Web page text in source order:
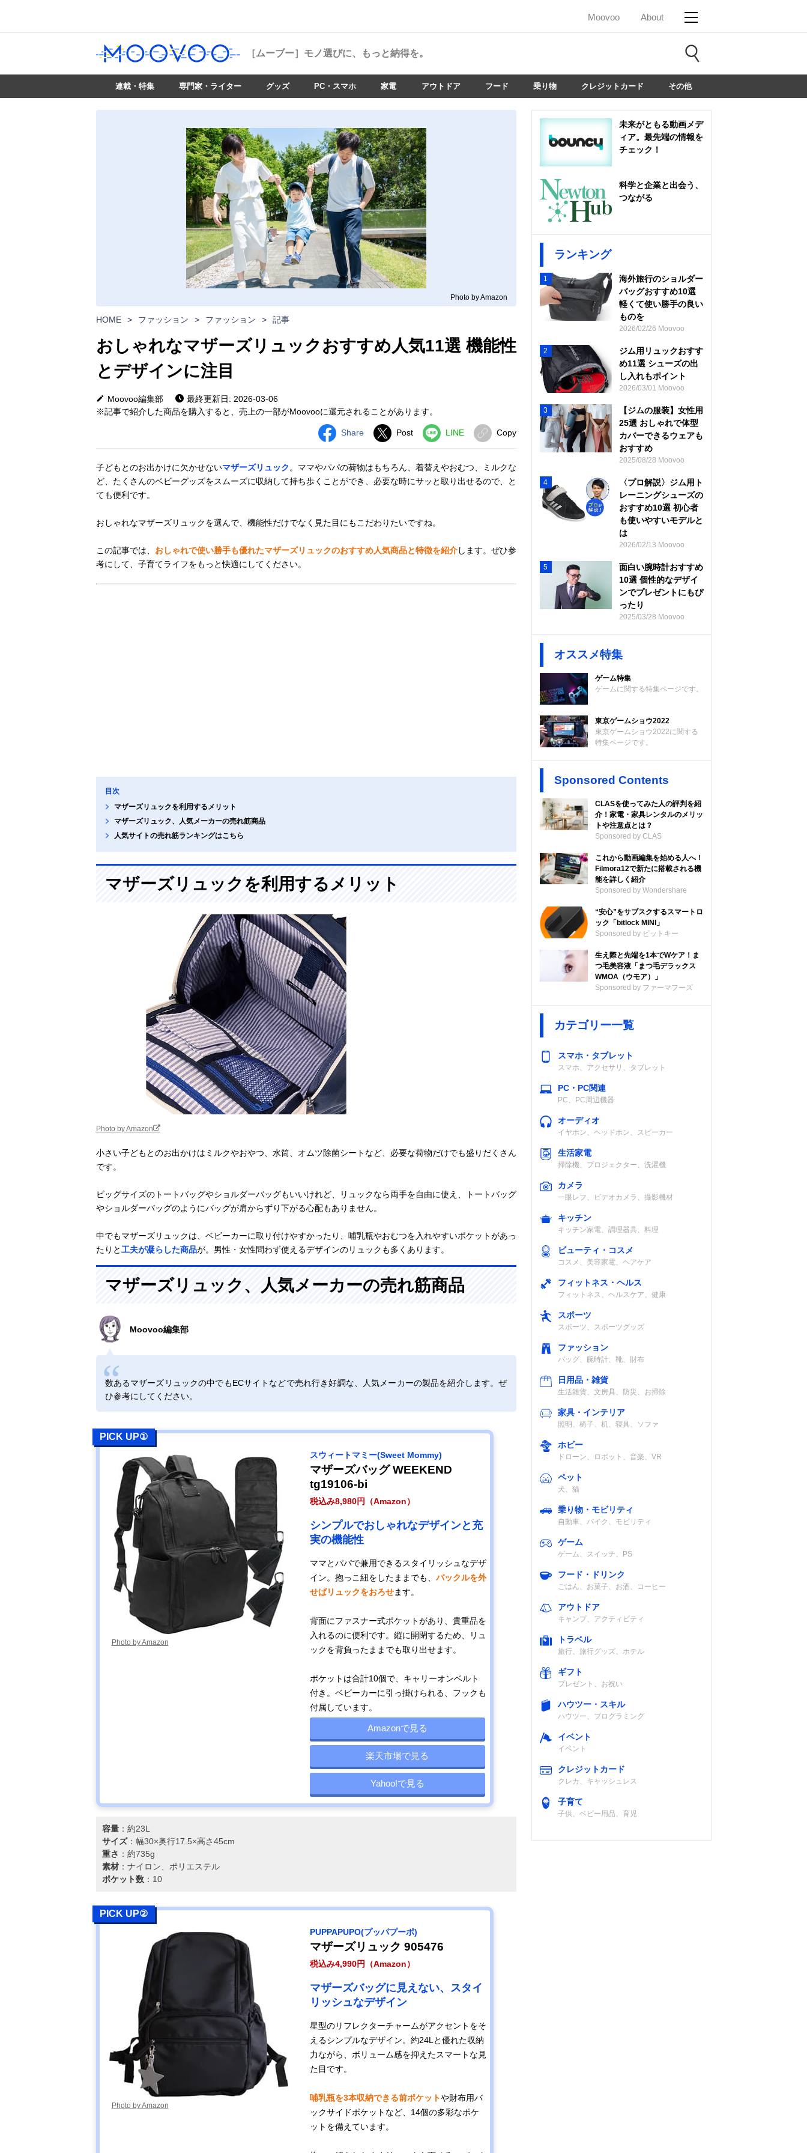
Moovoo About
［ムーブー］ モノ選びに、もっと納得を。
連載・特集 専門家・ライター グッズ PC・スマホ 家電 アウトドア フード 乗り物 クレジットカード その他
Photo by Amazon
HOME > ファッション > ファッション > 記事
おしゃれなマザーズリュックおすすめ人気11選 機能性
とデザインに注目
Moovoo編集部
最終更新日: 2026-03-06
※記事で紹介した商品を購入すると、売上の一部がMoovooに還元されることがあります。
Share Post LINE Copy
子どもとのお出かけに欠かせないマザーズリュック 。ママやパパの荷物はもちろん、着替えやおむつ、ミルクな
ど、たくさんのベビーグッズをスムーズに収納して持ち歩くことができ、必要な時にサッと取り出せるので、と
ても便利です。
おしゃれなマザーズリュックを選んで、機能性だけでなく見た目にもこだわりたいですね。
この記事では、 おしゃれで使い勝手も優れたマザーズリュックのおすすめ人気商品と特徴を紹介します。ぜひ参
考にして、子育てライフをもっと快適にしてください。
目次
マザーズリュックを利用するメリット
マザーズリュック、人気メーカーの売れ筋商品
人気サイトの売れ筋ランキングはこちら
マザーズリュックを利用するメリット
Photo by Amazon
小さい子どもとのお出かけはミルクやおやつ、水筒、オムツ除菌シートなど、必要な荷物だけでも盛りだくさん
です。
ビッグサイズのトートバッグやショルダーバッグもいいけれど、リュックなら両手を自由に使え、トートバッグ
やショルダーバッグのようにバッグが肩からずり下がる心配もありません。
中でもマザーズリュックは、ベビーカーに取り付けやすかったり、哺乳瓶やおむつを入れやすいポケットがあっ
たりと工夫が凝らした商品が。男性・女性問わず使えるデザインのリュックも多くあります。
マザーズリュック、人気メーカーの売れ筋商品
Moovoo編集部
数あるマザーズリュックの中でもECサイトなどで売れ行き好調な、人気メーカーの製品を紹介します。ぜ
ひ参考にしてください。
PICK UP①
Photo by Amazon
スウィートマミー(Sweet Mommy)
マザーズバッグ WEEKEND
tg19106-bi
税込み8,980円（Amazon）
シンプルでおしゃれなデザインと充
実の機能性
ママとパパで兼用できるスタイリッシュなデザ
イン。抱っこ紐をしたままでも、 バックルを外
せばリュックをおろせます。
背面にファスナー式ポケットがあり、貴重品を
入れるのに便利です。縦に開閉するため、リュ
ックを背負ったままでも取り出せます。
ポケットは合計10個で、キャリーオンベルト
付き。ベビーカーに引っ掛けられる、フックも
付属しています。
Amazonで見る
楽天市場で見る
Yahoo!で見る
容量：約23L
サイズ：幅30×奥行17.5×高さ45cm
重さ ：約735g
素材：ナイロン、ポリエステル
ポケット数：10
PICK UP②
Photo by Amazon
PUPPAPUPO(プッパプーポ)
マザーズリュック 905476
税込み4,990円（Amazon）
マザーズバッグに見えない、スタイ
リッシュなデザイン
星型のリフレクターチャームがアクセントをそ
えるシンプルなデザイン。約24Lと優れた収納
力ながら、ボリューム感を抑えたスマートな見
た目です。
哺乳瓶を3本収納できる前ポケットや財布用バ
ックサイドポケットなど、14個の多彩なポケ
ットを備えています。
未来がともる動画メデ
ィア。最先端の情報を
チェック！
科学と企業と出会う、
つながる
ランキング
1
海外旅行のショルダー
バッグおすすめ10選
軽くて使い勝手の良い
ものを
2026/02/26 Moovoo
2
ジム用リュックおすす
め11選 シューズの出
し入れもポイント
2026/03/01 Moovoo
3
【ジムの服装】女性用
25選 おしゃれで体型
カバーできるウェアも
おすすめ
2025/08/28 Moovoo
4
〈プロ解説〉ジム用ト
レーニングシューズの
おすすめ10選 初心者
も使いやすいモデルと
は
2026/02/13 Moovoo
5
面白い腕時計おすすめ
10選 個性的なデザイ
ンでプレゼントにもぴ
ったり
2025/03/28 Moovoo
オススメ特集
ゲーム特集
ゲームに関する特集ページです。
東京ゲームショウ2022
東京ゲームショウ2022に関する
特集ページです。
Sponsored Contents
CLASを使ってみた人の評判を紹
介！家電・家具レンタルのメリッ
トや注意点とは？
Sponsored by CLAS
これから動画編集を始める人へ！
Filmora12で新たに搭載される機
能を詳しく紹介
Sponsored by Wondershare
“安心”をサブスクするスマートロ
ック「bitlock MINI」
Sponsored by ビットキー
生え際と先端を1本でWケア！ま
つ毛美容液「まつ毛デラックス
WMOA（ウモア）」
Sponsored by ファーマフーズ
カテゴリー一覧
スマホ・タブレット
スマホ、アクセサリ、タブレット
PC・PC関連
PC、PC周辺機器
オーディオ
イヤホン、ヘッドホン、スピーカー
生活家電
掃除機、プロジェクター、洗濯機
カメラ
一眼レフ、ビデオカメラ、撮影機材
キッチン
キッチン家電、調理器具、料理
ビューティ・コスメ
コスメ、美容家電、ヘアケア
フィットネス・ヘルス
フィットネス、ヘルスケア、健康
スポーツ
スポーツ、スポーツグッズ
ファッション
バッグ、腕時計、靴、財布
日用品・雑貨
生活雑貨、文房具、防災、お掃除
家具・インテリア
照明、椅子、机、寝具、ソファ
ホビー
ドローン、ロボット、音楽、VR
ペット
犬、猫
乗り物・モビリティ
自動車、バイク、モビリティ
ゲーム
ゲーム、スイッチ、PS
フード・ドリンク
ごはん、お菓子、お酒、コーヒー
アウトドア
キャンプ、アクティビティ
トラベル
旅行、旅行グッズ、ホテル
ギフト
プレゼント、お祝い
ハウツー・スキル
ハウツー、プログラミング
イベント
イベント
クレジットカード
クレカ、キャッシュレス
子育て
子供、ベビー用品、育児